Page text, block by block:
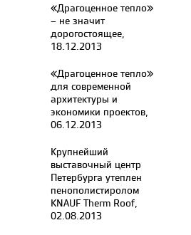
«Драгоценное тепло»
– не значит
дорогостоящее,
18.12.2013
«Драгоценное тепло»
для современной
архитектуры и
экономики проектов,
06.12.2013
Крупнейший
выставочный центр
Петербурга утеплен
пенополистиролом
KNAUF Therm Roof,
02.08.2013